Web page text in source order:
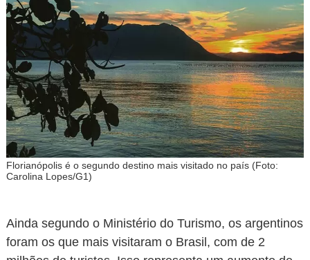
Florianópolis é o segundo destino mais visitado no país (Foto:
Carolina Lopes/G1)
Ainda segundo o Ministério do Turismo, os argentinos
foram os que mais visitaram o Brasil, com de 2